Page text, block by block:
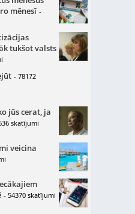
mēnesī -
tukšot valsts
- 78172
jūs cerat, ja
skatījumi
veicina
- 54370 skatījumi